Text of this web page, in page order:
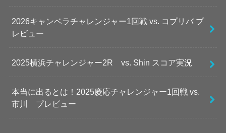
2026キャンベラチャレンジャー1回戦 vs. コプリバ プ
レビュー
2025横浜チャレンジャー2R vs. Shin スコア実況
本当に出るとは！2025慶応チャレンジャー1回戦 vs.
市川 プレビュー